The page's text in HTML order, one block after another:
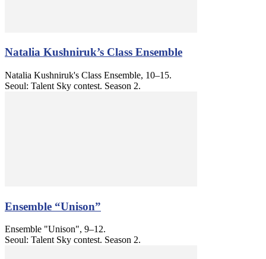
Natalia Kushniruk’s Class Ensemble
Natalia Kushniruk's Class Ensemble, 10–15.
Seoul: Talent Sky contest. Season 2.
Ensemble “Unison”
Ensemble "Unison", 9–12.
Seoul: Talent Sky contest. Season 2.